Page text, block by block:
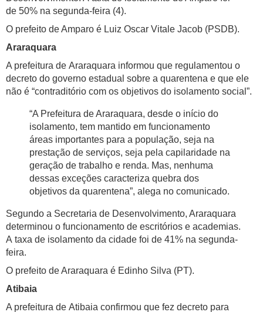
de 50% na segunda-feira (4).
O prefeito de Amparo é Luiz Oscar Vitale Jacob (PSDB).
Araraquara
A prefeitura de Araraquara informou que regulamentou o
decreto do governo estadual sobre a quarentena e que ele
não é “contraditório com os objetivos do isolamento social”.
“A Prefeitura de Araraquara, desde o início do
isolamento, tem mantido em funcionamento
áreas importantes para a população, seja na
prestação de serviços, seja pela capilaridade na
geração de trabalho e renda. Mas, nenhuma
dessas exceções caracteriza quebra dos
objetivos da quarentena”, alega no comunicado.
Segundo a Secretaria de Desenvolvimento, Araraquara
determinou o funcionamento de escritórios e academias.
A taxa de isolamento da cidade foi de 41% na segunda-
feira.
O prefeito de Araraquara é Edinho Silva (PT).
Atibaia
A prefeitura de Atibaia confirmou que fez decreto para